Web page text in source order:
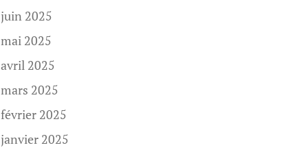
juin 2025
mai 2025
avril 2025
mars 2025
février 2025
janvier 2025